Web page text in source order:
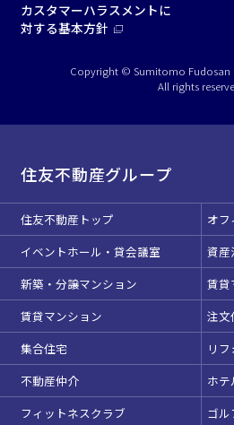
カスタマーハラスメントに
対する基本方針
Copyright © Sumitomo Fudosan
All rights
住友不動産グループ
住友不動産トップ
オフ
イベントホール・貸会議室
資産
新築・分譲マンション
賃貸
賃貸マンション
注文
集合住宅
リ
不動産仲介
ホテ
フィットネスクラブ
ゴル